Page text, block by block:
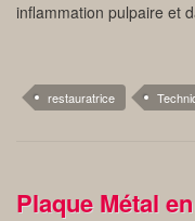
inflammation pulpaire et
restauratrice
Plaque Métal